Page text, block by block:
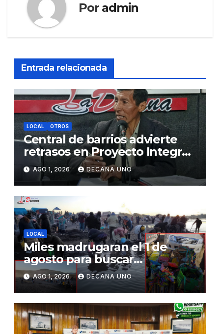
Por admin
Entrada relacionada
LOCAL OTROS
Central de barrios advierte
retrasos en Proyecto Integral
de Agua y Alcantarillado para
Juliaca
AGO 1, 2026 DECANA UNO
LOCAL
Miles madrugaran el 1 de
agosto para buscar
piedrecillas en los ríos y
realizar la challa por la
riqueza y la prosperidad
AGO 1, 2026 DECANA UNO